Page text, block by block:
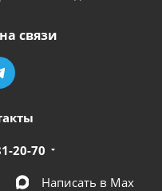
связи
20-70
Написать в Мах